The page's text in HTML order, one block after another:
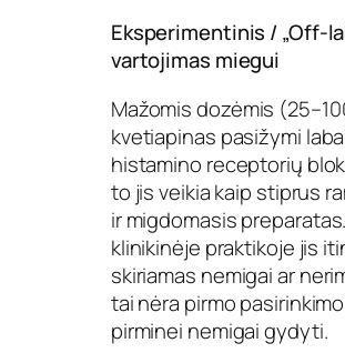
Eksperimentinis / „Off-
vartojimas miegui
Mažomis dozėmis
kvetiapinas pasižymi
histamino receptorių
to jis veikia kaip stiprus
ir migdomasis
klinikinėje praktikoje jis
skiriamas nemigai ar
tai nėra pirmo
pirminei nemigai gydyti.